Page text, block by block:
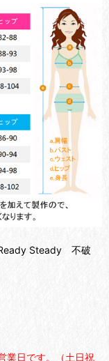
Steady 不破
業日です。（土日祝